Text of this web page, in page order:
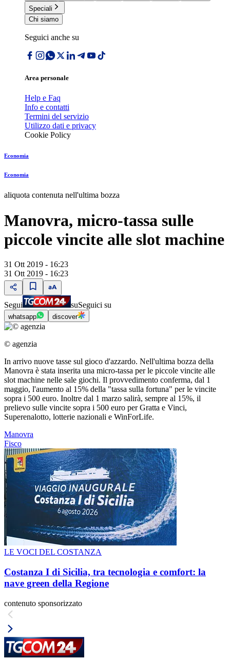
Speciali
Chi siamo
Seguici anche su
Area personale
Help e Faq
Info e contatti
Termini del servizio
Utilizzo dati e privacy
Cookie Policy
Economia
Economia
aliquota contenuta nell'ultima bozza
Manovra, micro-tassa sulle
piccole vincite alle slot machine
31 Ott 2019 - 16:23
31 Ott 2019 - 16:23
Segui suSeguici su
whatsapp discover
© agenzia
In arrivo nuove tasse sul gioco d'azzardo. Nell'ultima bozza della
Manovra è stata inserita una micro-tassa per le piccole vincite alle
slot machine nelle sale giochi. Il provvedimento conferma, dal 1
maggio, l'aumento al 15% della "tassa sulla fortuna" per le vincite
sopra i 500 euro. Inoltre dal 1 marzo salirà, sempre al 15%, il
prelievo sulle vincite sopra i 500 euro per Gratta e Vinci,
Superenalotto, lotterie nazionali e WinForLife.
Manovra
Fisco
LE VOCI DEL COSTANZA
Costanza I di Sicilia, tra tecnologia e comfort: la
nave green della Regione
contenuto sponsorizzato